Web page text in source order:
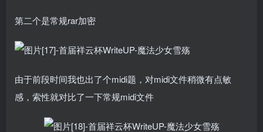
第二个是常规rar加密
由于前段时间我也出了个midi题，对midi文件稍微有点敏
感，索性就对比了一下常规midi文件